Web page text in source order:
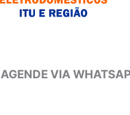
AGENDE VIA